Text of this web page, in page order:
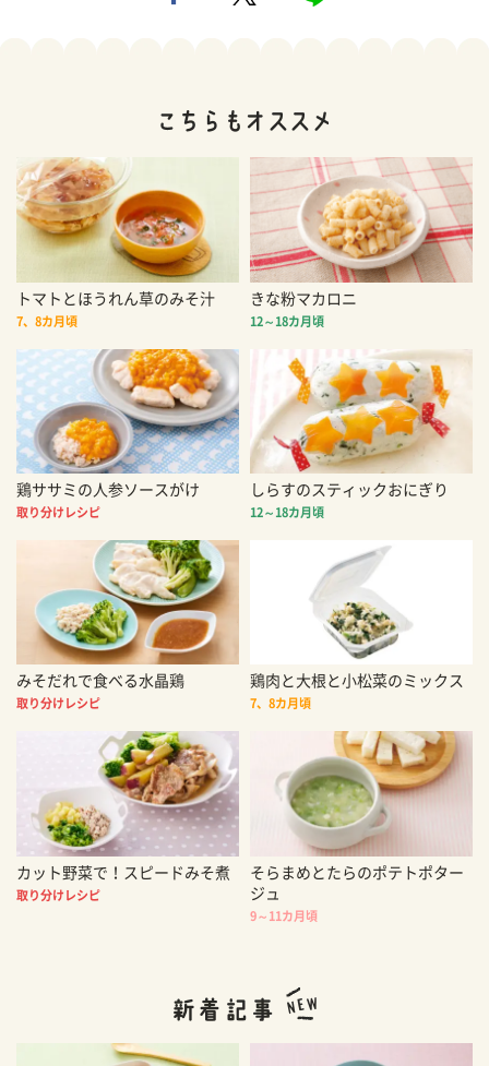
トマトとほうれん草のみそ汁
7、8カ月頃
きな粉マカロニ
12～18カ月頃
鶏ササミの人参ソースがけ
取り分けレシピ
しらすのスティックおにぎり
12～18カ月頃
みそだれで食べる水晶鶏
取り分けレシピ
鶏肉と大根と小松菜のミックス
7、8カ月頃
カット野菜で！スピードみそ煮
取り分けレシピ
そらまめとたらのポテトポター
ジュ
9～11カ月頃